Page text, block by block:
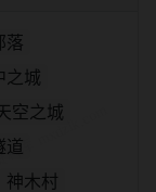
落
之城
空之城
道
神木村